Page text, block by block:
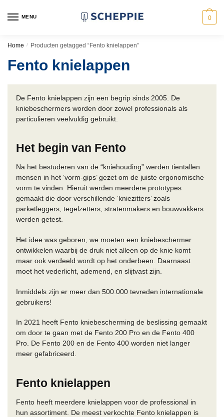
MENU 0
Home / Producten getagged “Fento knielappen”
Fento knielappen
De Fento knielappen zijn een begrip sinds 2005. De
kniebeschermers worden door zowel professionals als
particulieren veelvuldig gebruikt.
Het begin van Fento
Na het bestuderen van de “kniehouding” werden tientallen
mensen in het ‘vorm-gips’ gezet om de juiste ergonomische
vorm te vinden. Hieruit werden meerdere prototypes
gemaakt die door verschillende ‘kniezitters’ zoals
parketleggers, tegelzetters, stratenmakers en bouwvakkers
werden getest.
Het idee was geboren, we moeten een kniebeschermer
ontwikkelen waarbij de druk niet alleen op de knie komt
maar ook verdeeld wordt op het onderbeen. Daarnaast
moet het vederlicht, ademend, en slijtvast zijn.
Inmiddels zijn er meer dan 500.000 tevreden internationale
gebruikers!
In 2021 heeft Fento kniebescherming de beslissing gemaakt
om door te gaan met de Fento 200 Pro en de Fento 400
Pro. De Fento 200 en de Fento 400 worden niet langer
meer gefabriceerd.
Fento knielappen
Fento heeft meerdere knielappen voor de professional in
hun assortiment. De meest verkochte Fento knielappen is